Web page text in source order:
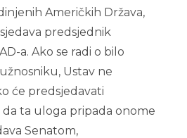
Američkih Država,
predsjednik
a. Ako se radi o bilo
Ustav ne
će predsjedavati
ta uloga pripada onome
Senatom,